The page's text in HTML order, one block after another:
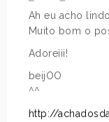
Ah eu acho
Muito bom o
Adoreiii!
beijOO
^^
http://